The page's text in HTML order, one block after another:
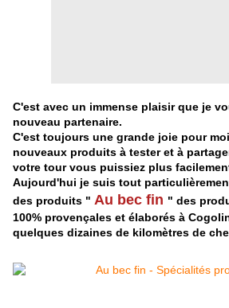
C'est avec un immense plaisir que je
nouveau partenaire.
C'est toujours une grande joie pour
nouveaux produits à tester et à
votre tour vous puissiez plus
Aujourd'hui je suis tout
des produits " Au bec fin " des
100% provençales et élaborés à
quelques dizaines de kilomètres de